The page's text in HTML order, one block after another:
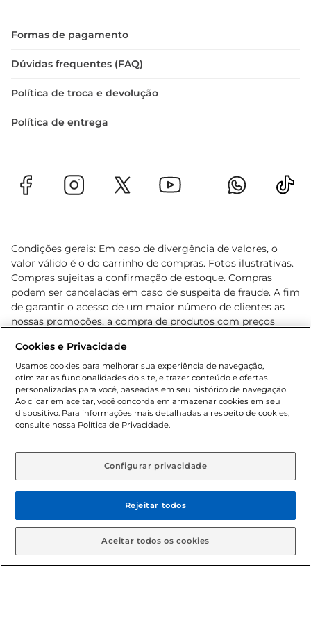
Formas de pagamento
Dúvidas frequentes (FAQ)
Política de troca e devolução
Política de entrega
Condições gerais: Em caso de divergência de valores, o
valor válido é o do carrinho de compras. Fotos ilustrativas.
Compras sujeitas a confirmação de estoque. Compras
podem ser canceladas em caso de suspeita de fraude. A fim
de garantir o acesso de um maior número de clientes as
nossas promoções, a compra de produtos com preços
cliente. Os preços, ofertas e condições são exclusivos para
o e-commerce e válidos durante o dia de hoje, podendo
sofrer alterações sem prévia notificação. Proibida a venda
de bebidas alcoólicas para menores de 18 anos, conforme
Lei n.º 8069/90, art. 81, inciso II (Estatuto da Criança e do
Adolescente). Preços e condições exclusivos para o
aviso prévio. O valor mínimo para as compras on-line é de
© 2026 Copyright. Todos os direitos
reservados Gbarbosa.
Cookies e Privacidade
Usamos cookies para melhorar sua experiência de navegação,
otimizar as funcionalidades do site, e trazer conteúdo e ofertas
personalizadas para você, baseadas em seu histórico de navegação.
Ao clicar em aceitar, você concorda em armazenar cookies em seu
dispositivo. Para informações mais detalhadas a respeito de cookies,
consulte nossa Política de Privacidade.
Configurar privacidade
Rejeitar todos
Aceitar todos os cookies